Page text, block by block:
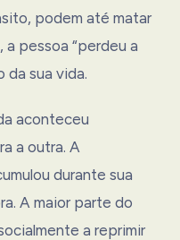
podem até matar
pessoa “perdeu a
da sua vida.
aconteceu
a outra. A
durante sua
A maior parte do
a reprimir